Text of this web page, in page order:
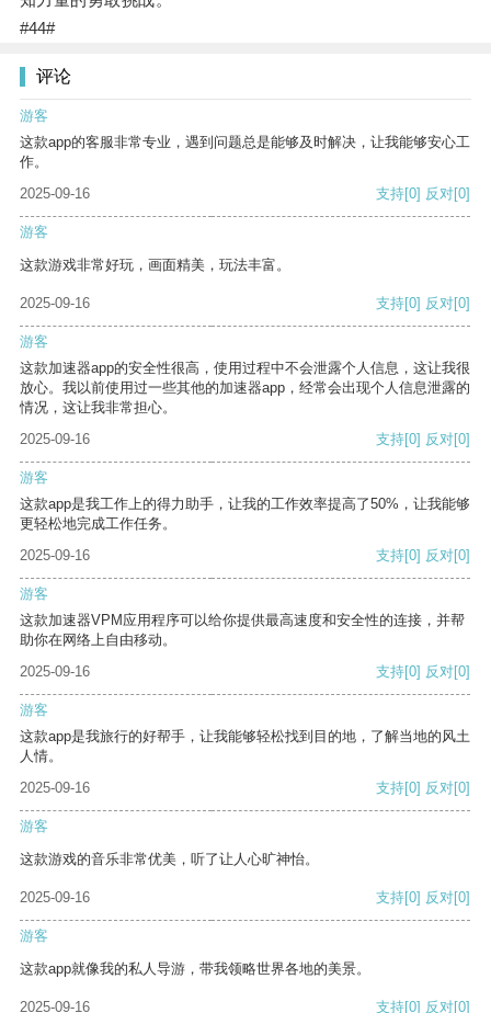
#44#
评论
游客
这款app的客服非常专业，遇到问题总是能够及时解决，让我能够安心工
作。
2025-09-16
支持[0] 反对[0]
游客
这款游戏非常好玩，画面精美，玩法丰富。
2025-09-16 支持[0] 反对[0]
游客
这款加速器app的安全性很高，使用过程中不会泄露个人信息，这让我很
放心。我以前使用过一些其他的加速器app，经常会出现个人信息泄露的
情况，这让我非常担心。
2025-09-16
支持[0] 反对[0]
游客
这款app是我工作上的得力助手，让我的工作效率提高了50%，让我能够
更轻松地完成工作任务。
2025-09-16
支持[0] 反对[0]
游客
这款加速器VPM应用程序可以给你提供最高速度和安全性的连接，并帮
助你在网络上自由移动。
2025-09-16
支持[0] 反对[0]
游客
这款app是我旅行的好帮手，让我能够轻松找到目的地，了解当地的风土
人情。
2025-09-16
支持[0] 反对[0]
游客
这款游戏的音乐非常优美，听了让人心旷神怡。
2025-09-16 支持[0] 反对[0]
游客
这款app就像我的私人导游，带我领略世界各地的美景。
2025-09-16 支持[0] 反对[0]